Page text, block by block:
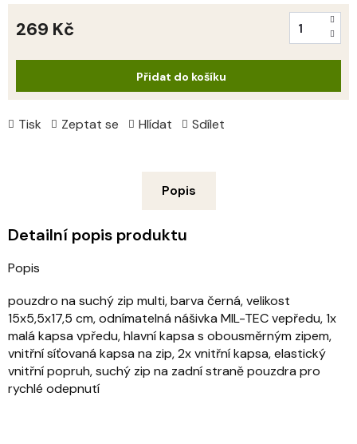
Tisk Zeptat se Hlídat Sdílet
269 Kč
Přidat do košíku
Popis
Detailní popis produktu
Popis
pouzdro na suchý zip multi, barva černá, velikost
15x5,5x17,5 cm, odnímatelná nášivka MIL-TEC vepředu, 1x
malá kapsa vpředu, hlavní kapsa s obousměrným zipem,
vnitřní síťovaná kapsa na zip, 2x vnitřní kapsa, elastický
vnitřní popruh, suchý zip na zadní straně pouzdra pro
rychlé odepnutí